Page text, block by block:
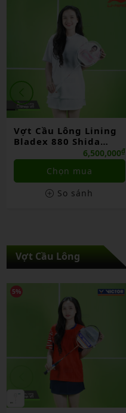
Vợt Cầu Lông Lining
Bladex 880 Shida
6,500,000₫
Chọn mua
So sánh
Vợt Cầu Lông
5%